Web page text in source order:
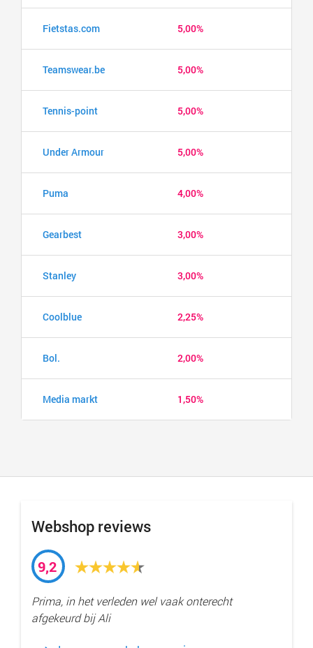
Fietstas.com 5,00%
Teamswear.be 5,00%
Tennis-point 5,00%
Under Armour 5,00%
Puma 4,00%
Gearbest 3,00%
Stanley 3,00%
Coolblue 2,25%
Bol. 2,00%
Media markt 1,50%
Webshop reviews
9,2
Prima, in het verleden wel vaak onterecht
afgekeurd bij Ali